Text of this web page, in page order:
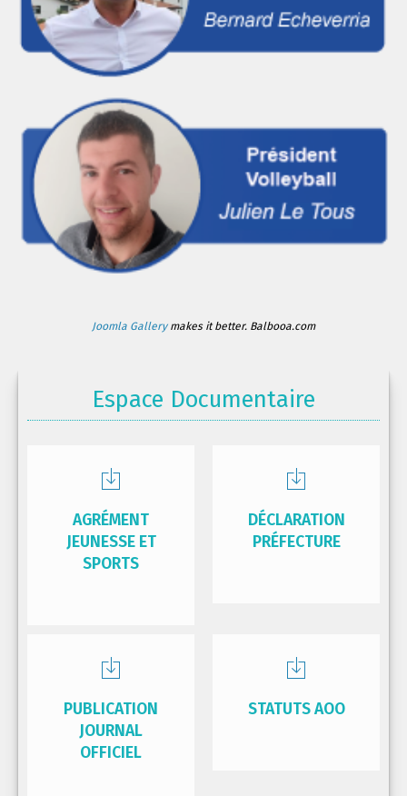
Joomla Gallerymakes it better. Balbooa.com
Espace Documentaire
AGRÉMENT
JEUNESSE ET
SPORTS
DÉCLARATION
PRÉFECTURE
PUBLICATION
JOURNAL
OFFICIEL
STATUTS AOO